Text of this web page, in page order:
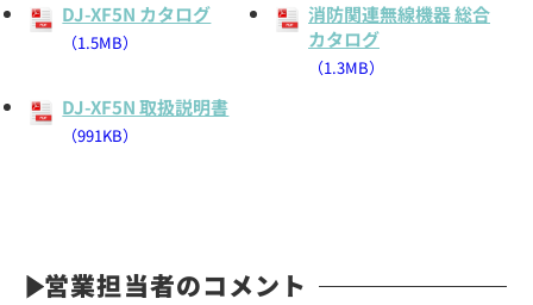
DJ-XF5N カタログ
（1.5MB）
消防関連無線機器 総合
カタログ
（1.3MB）
DJ-XF5N 取扱説明書
（991KB）
営業担当者のコメント